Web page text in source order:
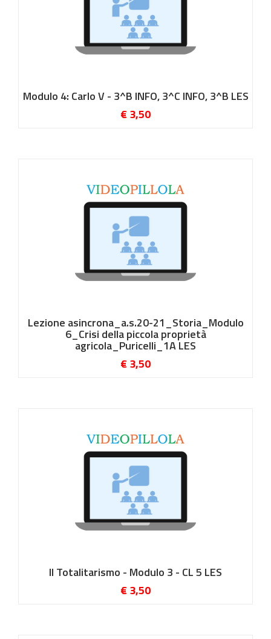
Modulo 4: Carlo V - 3^B INFO, 3^C INFO, 3^B LES
€ 3,50
Lezione asincrona_a.s.20-21_Storia_Modulo
6_Crisi della piccola proprietà
agricola_Puricelli_1A LES
€ 3,50
Il Totalitarismo - Modulo 3 - CL 5 LES
€ 3,50